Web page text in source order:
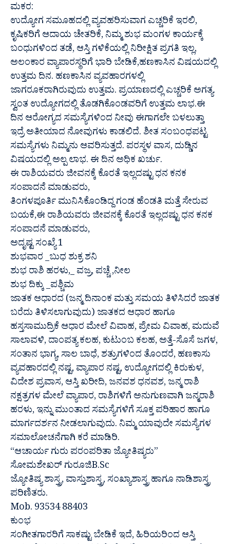
ಮಕರ:
ಉದ್ಯೋಗ ಸಮೂಹದಲ್ಲಿ ವ್ಯವಹರಿಸುವಾಗ ಎಚ್ಚರಿಕೆ ಇರಲಿ,
ಕೃಷಿಕರಿಗೆ ಆದಾಯ ಚೇತರಿಕೆ, ನಿಮ್ಮ ಶುಭ ಮಂಗಳ ಕಾರ್ಯಕ್ಕೆ
ಬಂಧುಗಳಿಂದ ತಡೆ, ಆಸ್ತಿ ಗಳಿಕೆಯಲ್ಲಿ ನಿರೀಕ್ಷಿತ ಪ್ರಗತಿ ಇಲ್ಲ,
ಅಲಂಕಾರ ವ್ಯಾಪಾರಸ್ಥರಿಗೆ ಭಾರಿ ಬೇಡಿಕೆ,ಹಣಕಾಸಿನ ವಿಷಯದಲ್ಲಿ
ಉತ್ತಮ ದಿನ. ಹಣಕಾಸಿನ ವ್ಯವಹಾರಗಳಲ್ಲಿ
ಜಾಗರೂಕರಾಗಿರುವುದು ಉತ್ತಮ. ಪ್ರಯಾಣದಲ್ಲಿ ಎಚ್ಚರಿಕೆ ಅಗತ್ಯ.
ಸ್ವಂತ ಉದ್ಯೋಗದಲ್ಲಿ ತೊಡಗಿಕೊಂಡವರಿಗೆ ಉತ್ತಮ ಲಾಭ.ಈ
ದಿನ ಆರೋಗ್ಯದ ಸಮಸ್ಯೆಗಳಿಂದ ನೀವು ಈಗಾಗಲೇ ಬಳಲುತ್ತಾ
ಇದ್ರೆ ಅತೀಯಾದ ನೋವುಗಳು ಕಾಡಲಿದೆ. ಶೀತ ಸಂಬಂಧಪಟ್ಟ
ಸಮಸ್ಯೆಗಳು ನಿಮ್ಮನು ಆವರಿಸುತ್ತದೆ. ಪರಸ್ಥಳ ವಾಸ, ದುಡ್ಡಿನ
ವಿಷಯದಲ್ಲಿ ಅಲ್ಪ ಲಾಭ. ಈ ದಿನ ಅಧಿಕ ಖರ್ಚು.
ಈ ರಾಶಿಯವರು ಜೀವನಕ್ಕೆ ಕೊರತೆ ಇಲ್ಲದಷ್ಟು ಧನ ಕನಕ
ಸಂಪಾದನೆ ಮಾಡುವರು,
ತಿಂಗಳಪೂರ್ತಿ ಮುನಿಸಿಕೊಂಡಿದ್ದ ಗಂಡ ಹೆಂಡತಿ ಮತ್ತೆ ಸೇರುವ
ಬಯಕೆ,ಈ ರಾಶಿಯವರು ಜೀವನಕ್ಕೆ ಕೊರತೆ ಇಲ್ಲದಷ್ಟು ಧನ ಕನಕ
ಸಂಪಾದನೆ ಮಾಡುವರು,
ಅದೃಷ್ಟ ಸಂಖ್ಯೆ 1
ಶುಭವಾರ _ಬುಧ ಶುಕ್ರ ಶನಿ
ಶುಭ ರಾಶಿ ಹರಳು,_ ವಜ್ರ, ಪಚ್ಚೆ ,ನೀಲ
ಶುಭ ದಿಕ್ಕು _ಪಶ್ಚಿಮ
ಜಾತಕ ಆಧಾರದ (ಜನ್ಮ ದಿನಾಂಕ ಮತ್ತು ಸಮಯ ತಿಳಿಸಿದರೆ ಜಾತಕ
ಬರೆದು ತಿಳಿಸಲಾಗುವುದು) ಜಾತಕದ ಆಧಾರ ಹಾಗೂ
ಹಸ್ತಸಾಮುದ್ರಿಕೆ ಆಧಾರ ಮೇಲೆ ವಿವಾಹ, ಪ್ರೇಮ ವಿವಾಹ, ಮದುವೆ
ಸಾಲಾವಳಿ, ದಾಂಪತ್ಯ ಕಲಹ, ಕುಟುಂಬ ಕಲಹ, ಅತ್ತೆ-ಸೊಸೆ ಜಗಳ,
ಸಂತಾನ ಭಾಗ್ಯ, ಸಾಲ ಬಾಧೆ, ಶತ್ರುಗಳಿಂದ ತೊಂದರೆ, ಹಣಕಾಸು
ವ್ಯವಹಾರದಲ್ಲಿ ನಷ್ಟ, ವ್ಯಾಪಾರ ನಷ್ಟ, ಉದ್ಯೋಗದಲ್ಲಿ ಕಿರುಕುಳ,
ವಿದೇಶ ಪ್ರವಾಸ, ಆಸ್ತಿ ಖರೀದಿ, ಜನವಶ ಧನವಶ, ಜನ್ಮ ರಾಶಿ
ನಕ್ಷತ್ರಗಳ ಮೇಲೆ ವ್ಯಾಪಾರ, ರಾಶಿಗಳಿಗೆ ಅನುಗುಣವಾಗಿ ಜನ್ಮರಾಶಿ
ಹರಳು, ಇನ್ನು ಮುಂತಾದ ಸಮಸ್ಯೆಗಳಿಗೆ ಸೂಕ್ತ ಪರಿಹಾರ ಹಾಗೂ
ಮಾರ್ಗದರ್ಶನ ನೀಡಲಾಗುವುದು. ನಿಮ್ಮ ಯಾವುದೇ ಸಮಸ್ಯೆಗಳ
ಸಮಾಲೋಚನೆಗಾಗಿ ಕರೆ ಮಾಡಿರಿ.
“ಆಚಾರ್ಯ ಗುರು ಪರಂಪರಿತಾ ಜ್ಯೋತಿಷ್ಯರು”
ಸೋಮಶೇಖರ್ ಗುರೂಜಿB.Sc
ಜ್ಯೋತಿಷ್ಯ ಶಾಸ್ತ್ರ, ವಾಸ್ತುಶಾಸ್ತ್ರ, ಸಂಖ್ಯಾಶಾಸ್ತ್ರ ಹಾಗೂ ನಾಡಿಶಾಸ್ತ್ರ
ಪರಿಣಿತರು.
Mob. 93534 88403
ಕುಂಭ
ಸಂಗೀತಗಾರರಿಗೆ ಸಾಕಷ್ಟು ಬೇಡಿಕೆ ಇದೆ, ಹಿರಿಯರಿಂದ ಆಸ್ತಿ